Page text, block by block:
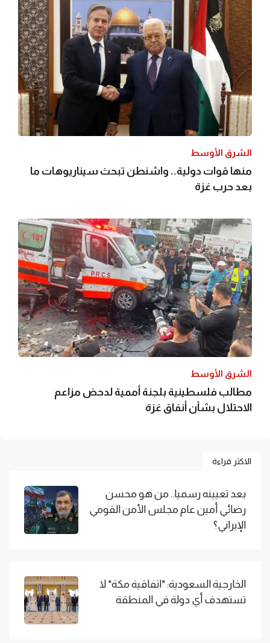
الشرق الأوسط
منها قوات دولية.. واشنطن تبحث سيناريوهات ما
بعد حرب غزة
الشرق الأوسط
مطالب فلسطينية بلجنة أممية لدحض مزاعم
الاحتلال بشأن أنفاق غزة
الاكثر قراءة
بعد تعيينه رسميا.. من هو محسن
رضائي أمين عام مجلس الأمن القومي
الإيراني؟
الخارجية السعودية: "اتفاقية مكة" لا
تستهدف أي دولة في المنطقة